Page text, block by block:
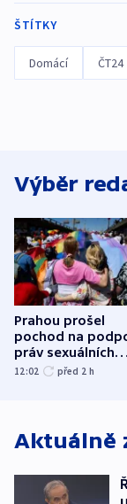
ŠTÍTKY
Domácí ČT24
Výběr
Prahou prošel
pochod na
práv sexuálních
menšin
12:02 před 2 h
Aktuálně